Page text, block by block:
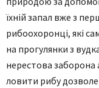
їхній запал вже з
рибоохоронці, які
на прогулянки з
нерестова заборона
ловити рибу